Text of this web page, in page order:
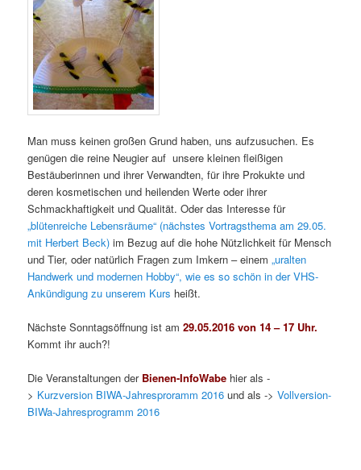
Man muss keinen großen Grund haben, uns aufzusuchen. Es
genügen die reine Neugier auf unsere kleinen fleißigen
Bestäuberinnen und ihrer Verwandten, für ihre Prokukte und
deren kosmetischen und heilenden Werte oder ihrer
Schmackhaftigkeit und Qualität. Oder das Interesse für
„blütenreiche Lebensräume“ (nächstes Vortragsthema am 29.05.
mit Herbert Beck) im Bezug auf die hohe Nützlichkeit für Mensch
und Tier, oder natürlich Fragen zum Imkern – einem„uralten
Handwerk und modernen Hobby“, wie es so schön in der VHS-
Ankündigung zu unserem Kurs heißt.
Nächste Sonntagsöffnung ist am29.05.2016 von 14 – 17 Uhr.
Kommt ihr auch?!
Die Veranstaltungen der Bienen-InfoWabe hier als -
> Kurzversion BIWA-Jahresproramm 2016 und als ->Vollversion-
BIWa-Jahresprogramm 2016